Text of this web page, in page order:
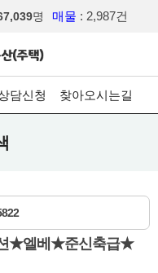
명 매물 : 2,987건
담신청 찾아오시는길
★엘베★준신축급★